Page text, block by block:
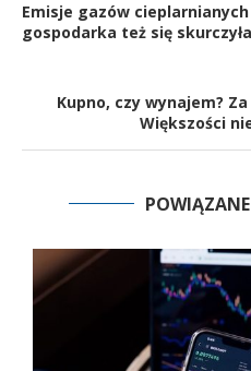
Emisje gazów cieplarnianych
gospodarka też się skurczyła
Kupno, czy wynajem?
Większości